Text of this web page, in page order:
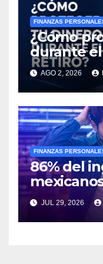
FINANZAS
¿Cómo
durante
evitar
AGO 2, 2026
FINANZAS
86% del
JUL 29, 2026